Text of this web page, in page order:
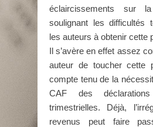
éclaircissements sur
soulignant les difficultés
les auteurs à obtenir cette
Il s’avère en effet assez
auteur de toucher cette
compte tenu de la
CAF des
trimestrielles. Déjà,
revenus peut faire